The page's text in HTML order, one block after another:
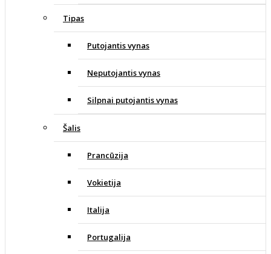
Tipas
Putojantis vynas
Neputojantis vynas
Silpnai putojantis vynas
Šalis
Prancūzija
Vokietija
Italija
Portugalija